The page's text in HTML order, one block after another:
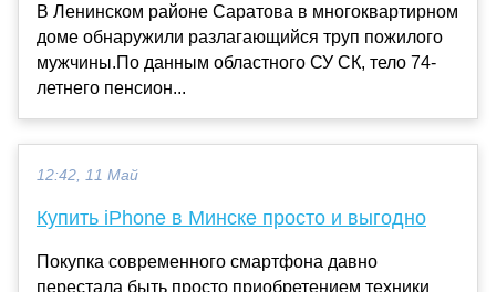
В Ленинском районе Саратова в многоквартирном
доме обнаружили разлагающийся труп пожилого
мужчины.По данным областного СУ СК, тело 74-
летнего пенсион...
12:42, 11 Май
Купить iPhone в Минске просто и выгодно
Покупка современного смартфона давно
перестала быть просто приобретением техники